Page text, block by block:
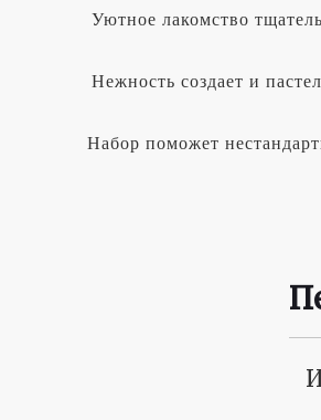
Уютное лакомство
Нежность создает и
Набор поможет